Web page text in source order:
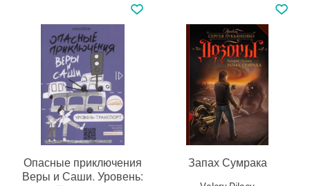
Опасные приключения
Веры и Саши. Уровень:
Запах Сумрака